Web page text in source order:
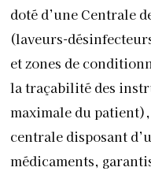
doté d’une Centrale
(laveurs-
et zones de
la traçabilité des
maximale du
centrale disposant
médicaments,